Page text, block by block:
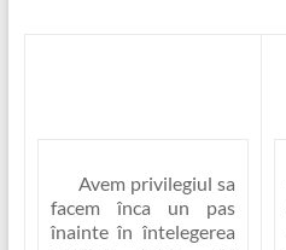
Avem privilegiul sa
facem înca un pas
înainte în întelegerea